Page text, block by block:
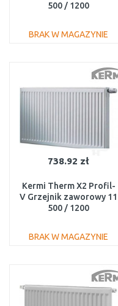
500 / 1200
BRAK W MAGAZYNIE
Do porównania
738.92 zł
Kermi Therm X2 Profil-
V Grzejnik zaworowy 11
500 / 1200
BRAK W MAGAZYNIE
Do porównania